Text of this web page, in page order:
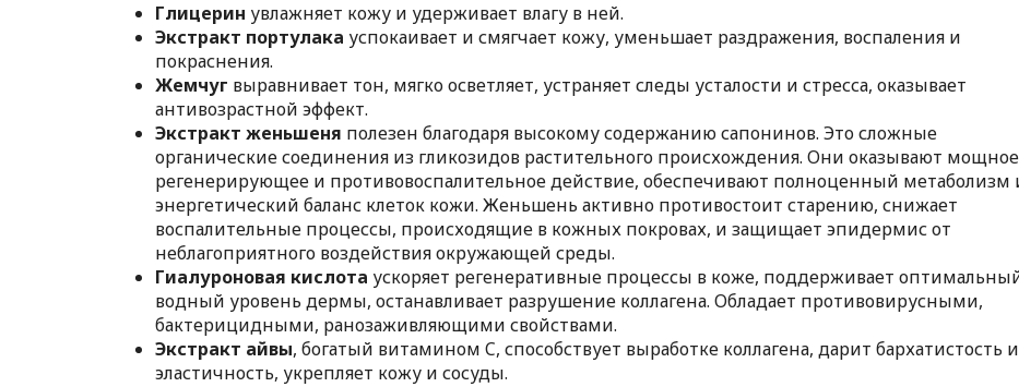
Глицерин увлажняет кожу и удерживает влагу в ней.
Экстракт портулака успокаивает и смягчает кожу, уменьшает раздражения, воспаления и
покраснения.
Жемчуг выравнивает тон, мягко осветляет, устраняет следы усталости и стресса, оказывает
антивозрастной эффект.
Экстракт женьшеня полезен благодаря высокому содержанию сапонинов. Это сложные
органические соединения из гликозидов растительного происхождения. Они оказывают мощное
регенерирующее и противовоспалительное действие, обеспечивают полноценный метаболизм
энергетический баланс клеток кожи. Женьшень активно противостоит старению, снижает
воспалительные процессы, происходящие в кожных покровах, и защищает эпидермис от
неблагоприятного воздействия окружающей среды.
Гиалуроновая кислота ускоряет регенеративные процессы в коже, поддерживает
водный уровень дермы, останавливает разрушение коллагена. Обладает противовирусными,
бактерицидными, ранозаживляющими свойствами.
Экстракт айвы, богатый витамином C, способствует выработке коллагена, дарит бархатистость и
эластичность, укрепляет кожу и сосуды.